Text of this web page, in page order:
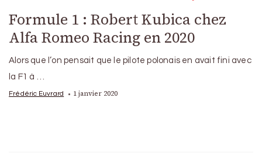
Formule 1 : Robert Kubica chez
Alfa Romeo Racing en 2020
Alors que l’on pensait que le pilote polonais en avait fini avec
la F1 à …
Frédéric Euvrard 1 janvier 2020